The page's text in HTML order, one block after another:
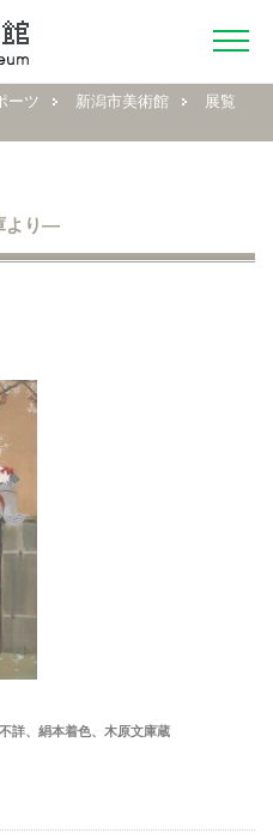
ーツ 新潟市美術館
展覧
より―
詳、絹本着色、木原文庫蔵